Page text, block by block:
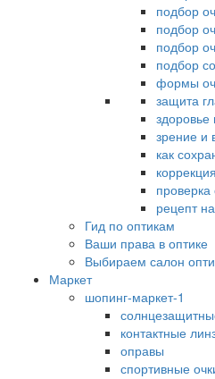
подбор
подбор
подбор
подбор
формы
защита
здоровье
зрение и
как
проверка
рецепт
Гид по оптикам
Ваши права в оптике
Выбираем салон
Маркет
шопинг-маркет-1
контактные
оправы
спортивные